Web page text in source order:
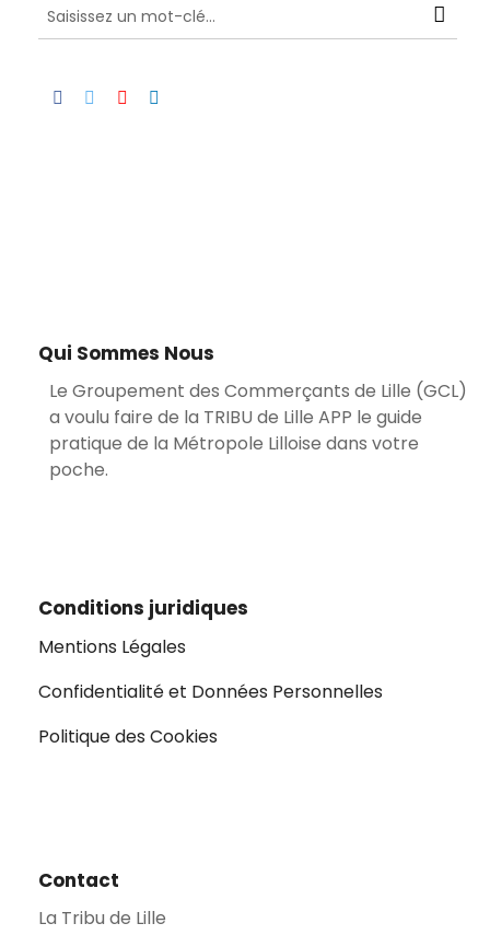
Qui Sommes Nous
Le Groupement des Commerçants de Lille (GCL)
a voulu faire de la TRIBU de Lille APP le guide
pratique de la Métropole Lilloise dans votre
poche.
Conditions juridiques
Mentions Légales
Confidentialité et Données Personnelles
Politique des Cookies
Contact
La Tribu de Lille